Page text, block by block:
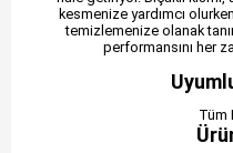
kesmenize yardımcı
temizlemenize olanak
performansını her
Tüm